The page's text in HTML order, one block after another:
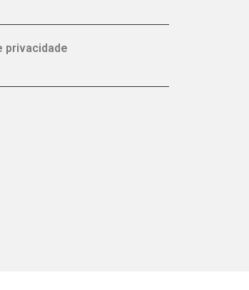
privacidade